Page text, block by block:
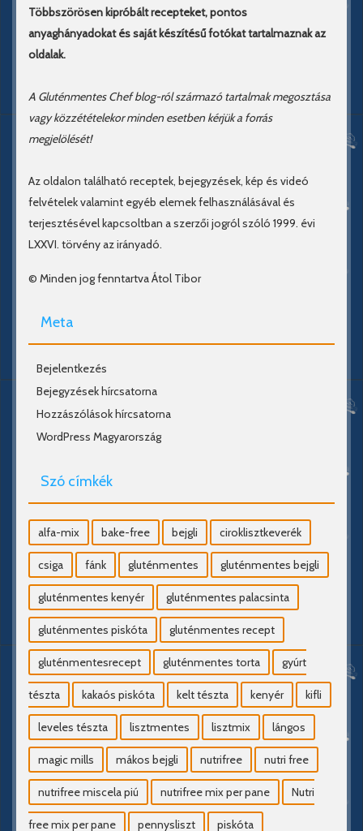
Többszörösen kipróbált recepteket, pontos
anyaghányadokat és saját készítésű fotókat tartalmaznak az
oldalak.
A Gluténmentes Chef blog-ról származó tartalmak megosztása
vagy közzétételekor minden esetben kérjük a forrás
megjelölését!
Az oldalon található receptek, bejegyzések, kép és videó
felvételek valamint egyéb elemek felhasználásával és
terjesztésével kapcsoltban a szerzői jogról szóló 1999. évi
LXXVI. törvény az irányadó.
© Minden jog fenntartva Átol Tibor
Meta
Bejelentkezés
Bejegyzések hírcsatorna
Hozzászólások hírcsatorna
WordPress Magyarország
Szó címkék
alfa-mix bake-free bejgli ciroklisztkeverék
csiga fánk gluténmentes gluténmentes bejgli
gluténmentes kenyér gluténmentes palacsinta
gluténmentes piskóta gluténmentes recept
gluténmentesrecept gluténmentes torta gyúrt
tészta kakaós piskóta kelt tészta kenyér kifli
leveles tészta lisztmentes lisztmix lángos
magic mills mákos bejgli nutrifree nutri free
nutrifree miscela piú nutrifree mix per pane Nutri
free mix per pane pennysliszt piskóta